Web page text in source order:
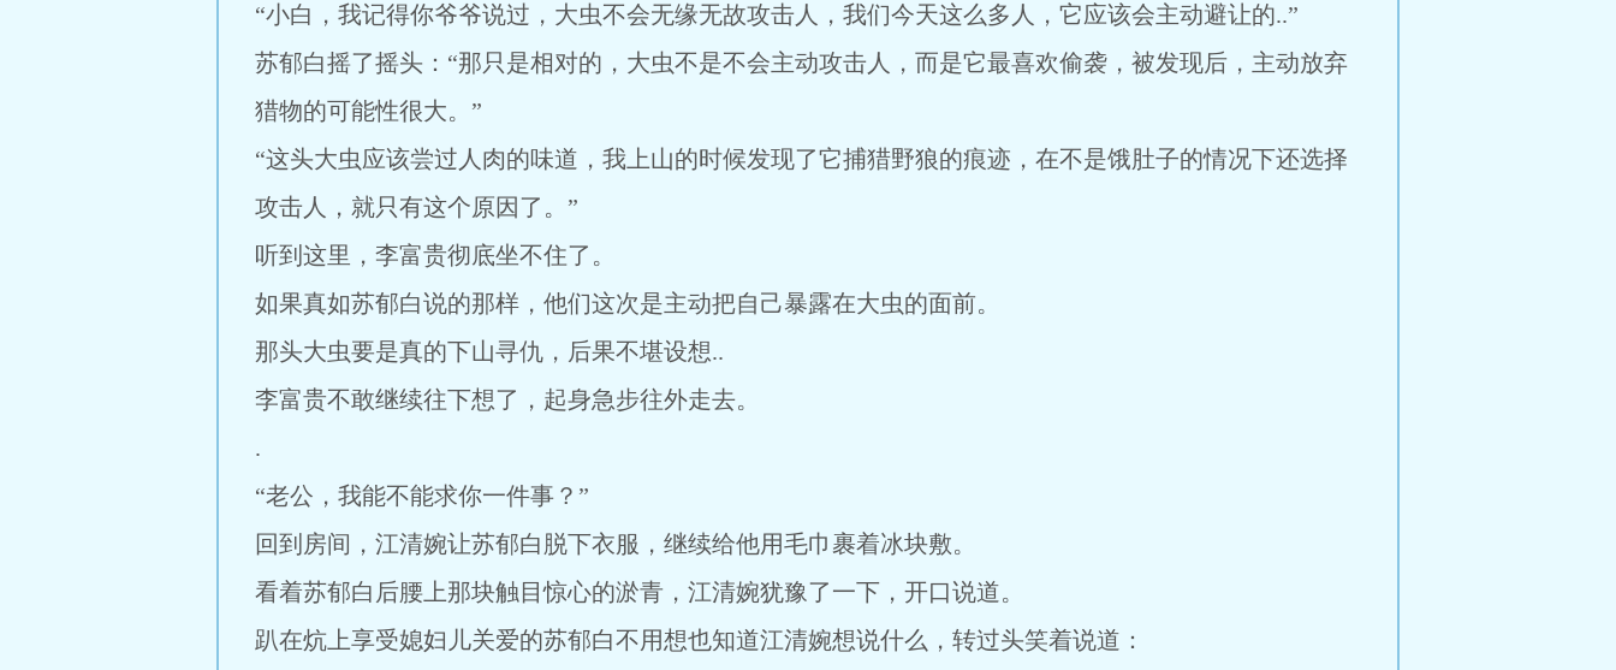
“小白，我记得你爷爷说过，大虫不会无缘无故攻击人，我们今天这么多人，它应该会主动避让的..”
苏郁白摇了摇头：“那只是相对的，大虫不是不会主动攻击人，而是它最喜欢偷袭，被发现后，主动放弃
猎物的可能性很大。”
“这头大虫应该尝过人肉的味道，我上山的时候发现了它捕猎野狼的痕迹，在不是饿肚子的情况下还选择
攻击人，就只有这个原因了。”
听到这里，李富贵彻底坐不住了。
如果真如苏郁白说的那样，他们这次是主动把自己暴露在大虫的面前。
那头大虫要是真的下山寻仇，后果不堪设想..
李富贵不敢继续往下想了，起身急步往外走去。
.
“老公，我能不能求你一件事？”
回到房间，江清婉让苏郁白脱下衣服，继续给他用毛巾裹着冰块敷。
看着苏郁白后腰上那块触目惊心的淤青，江清婉犹豫了一下，开口说道。
趴在炕上享受媳妇儿关爱的苏郁白不用想也知道江清婉想说什么，转过头笑着说道：